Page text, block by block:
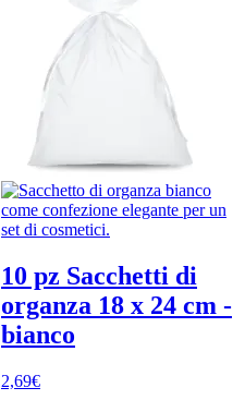
10 pz Sacchetti di
organza 18 x 24 cm -
bianco
2,69€